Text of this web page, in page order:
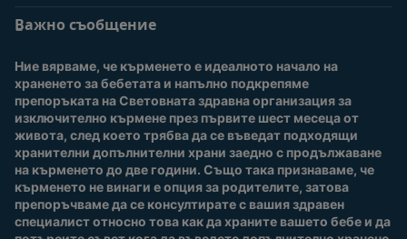
Често задавани
За нас
Присъединете се към
Nestlé Baby Club
Купи сега
Нашите марки и
продукти
Качество и сигурност
Безплатно тестване
Важно съобщение
Ние вярваме, че кърменето е идеалното начало на
храненето за бебетата и напълно подкрепяме
препоръката на Световната здравна организация за
изключително кърмене през първите шест месеца от
живота, след което трябва да се въведат подходящи
хранителни допълнителни храни заедно с продължаване
на кърменето до две години. Също така признаваме, че
кърменето не винаги е опция за родителите, затова
препоръчваме да се консултирате с вашия здравен
специалист относно това как да храните вашето бебе и да